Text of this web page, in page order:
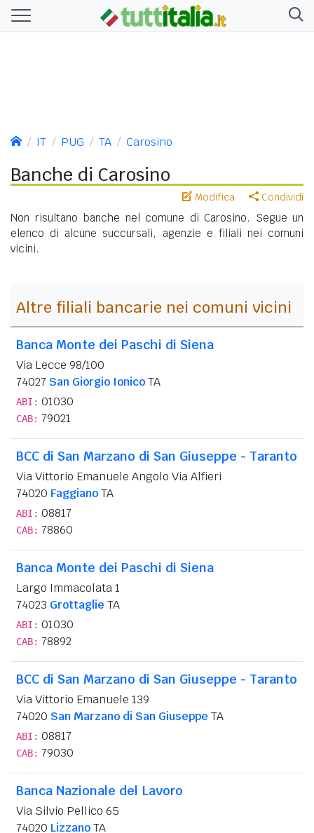
IT PUG TA Carosino
Banche di Carosino
Modifica Condividi
Non risultano banche nel comune di Carosino. Segue un
elenco di alcune succursali, agenzie e filiali nei comuni
vicini.
Altre filiali bancarie nei comuni vicini
Banca Monte dei Paschi di Siena
Via Lecce 98/100
74027 San Giorgio IonicoTA
ABI: 01030
CAB: 79021
BCC di San Marzano di San Giuseppe - Taranto
Via Vittorio Emanuele Angolo Via Alfieri
74020 FaggianoTA
ABI: 08817
CAB: 78860
Banca Monte dei Paschi di Siena
Largo Immacolata 1
74023 Grottaglie TA
ABI: 01030
CAB: 78892
BCC di San Marzano di San Giuseppe - Taranto
Via Vittorio Emanuele 139
74020 San Marzano di San Giuseppe TA
ABI: 08817
CAB: 79030
Banca Nazionale del Lavoro
Via Silvio Pellico 65
74020 LizzanoTA